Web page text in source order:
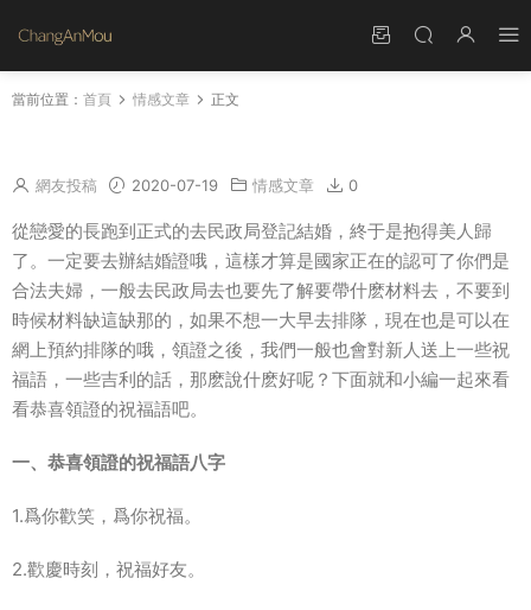
當前位置： 首頁 情感文章 正文
網友投稿 2020-07-19 情感文章 0
從戀愛的長跑到正式的去民政局登記結婚，終于是抱得美人歸
了。一定要去辦結婚證哦，這樣才算是國家正在的認可了你們是
合法夫婦，一般去民政局去也要先了解要帶什麽材料去，不要到
時候材料缺這缺那的，如果不想一大早去排隊，現在也是可以在
網上預約排隊的哦，領證之後，我們一般也會對新人送上一些祝
福語，一些吉利的話，那麽說什麽好呢？下面就和小編一起來看
看恭喜領證的祝福語吧。
一、恭喜領證的祝福語八字
1.爲你歡笑，爲你祝福。
2.歡慶時刻，祝福好友。